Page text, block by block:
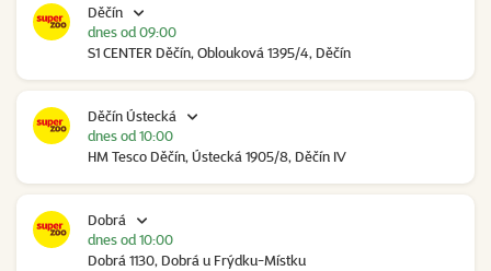
Děčín
S1 CENTER Děčín, Oblouková 1395/4, Děčín
dnes od 09:00
Děčín Ústecká
HM Tesco Děčín, Ústecká 1905/8, Děčín IV
dnes od 10:00
Dobrá
Dobrá 1130, Dobrá u Frýdku-Místku
dnes od 10:00